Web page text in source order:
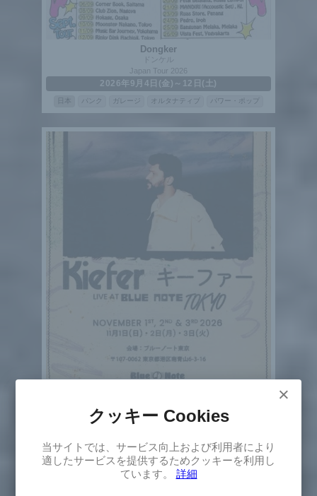
Dongker
ドンケル
Japan Tour 2026
2026年9月4日(金)～12日(土)
パンク ガレージ オルタナティブ パワー・ポップ
Live at Blue Note Tokyo
2026年11月1日(日)～3日(火)
インストルメンタル
ヒップホップ / ラップ
×
Select
Version
×
クッキー Cookies
当サイトでは、サービス向上および利用者により
適したサービスを提供するためクッキーを利用し
ています。 詳細